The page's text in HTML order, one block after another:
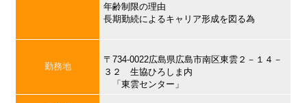
年齢制限の理由
長期勤続によるキャリア形成を図る為
勤務地
〒734-0022広島県広島市南区東雲２－１４－
３２ 生協ひろしま内
「東雲センター」